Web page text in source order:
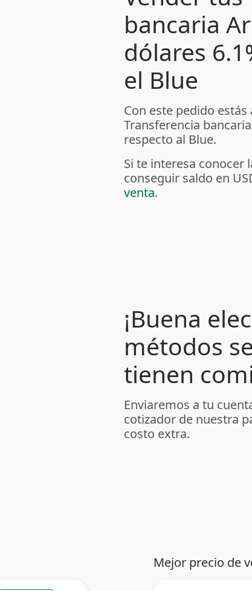
bancaria
dólares
el Blue
Con este pedido estás
Transferencia
respecto al Blue.
Si te interesa conocer
conseguir saldo en
venta.
¡Buena
métodos
tienen
Enviaremos a tu
cotizador de nuestra
costo extra.
Mejor precio de